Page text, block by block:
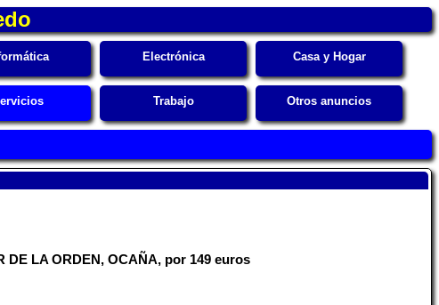
Electrónica Casa y Hogar
Trabajo Otros anuncios
DE LA ORDEN, OCAÑA, por 149 euros